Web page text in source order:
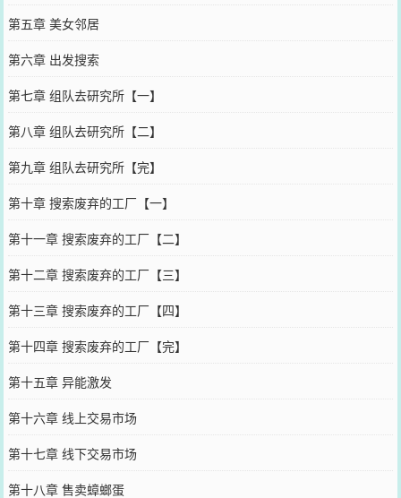
第五章 美女邻居
第六章 出发搜索
第七章 组队去研究所【一】
第八章 组队去研究所【二】
第九章 组队去研究所【完】
第十章 搜索废弃的工厂【一】
第十一章 搜索废弃的工厂【二】
第十二章 搜索废弃的工厂【三】
第十三章 搜索废弃的工厂【四】
第十四章 搜索废弃的工厂【完】
第十五章 异能激发
第十六章 线上交易市场
第十七章 线下交易市场
第十八章 售卖蟑螂蛋